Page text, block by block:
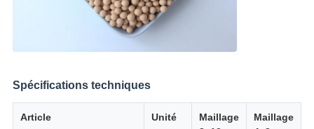
Spécifications techniques
Article Unité
Maillage
Maillage